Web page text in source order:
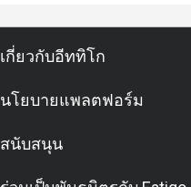
มีทั้งบุฟเฟต์สุดอลังการแ
ครอบครัว
-เด็ก (อายุ 3-12 ปี)
เกี่ยวกับอีททิโก
นโยบายแพลตฟอร์ม
สนับสนุน